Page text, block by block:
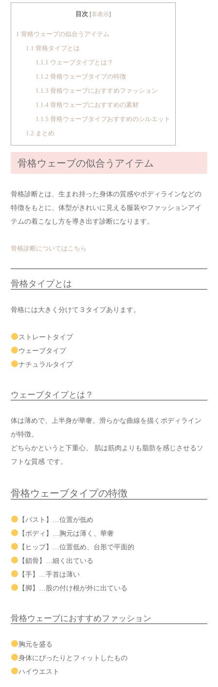
目次 [非表示]
1 骨格ウェーブの似合うアイテム
1.1 骨格タイプとは
1.1.1 ウェーブタイプとは？
1.1.2 骨格ウェーブタイプの特徴
1.1.3 骨格ウェーブにおすすめファッション
1.1.4骨格ウェーブにおすすめの素材
1.1.5 骨格ウェーブタイプおすすめのシルエット
1.2 まとめ
骨格ウェーブの似合うアイテム
骨格診断とは、生まれ持った身体の質感やボディラインなどの
特徴をもとに、体型がきれいに見える服装やファッションアイ
テムの着こなし方を導き出す診断になります。
骨格診断についてはこちら
骨格タイプとは
骨格には大きく分けて３タイプあります。
ストレートタイプ
ウェーブタイプ
ナチュラルタイプ
ウェーブタイプとは？
体は薄めで、上半身が華奢。滑らかな曲線を描くボディライン
が特徴。
どちらかというと下重心。 肌は筋肉よりも脂肪を感じさせるソ
フトな質感 です。
骨格ウェーブタイプの特徴
【バスト】…位置が低め
【ボディ】…胸元は薄く、華奢
【ヒップ】…位置低め、台形で平面的
【鎖骨】…細く出ている
【手】…手首は薄い
【脚】…股の付け根が外に出ている
骨格ウェーブにおすすめファッション
胸元を盛る
身体にぴったりとフィットしたもの
ハイウエスト